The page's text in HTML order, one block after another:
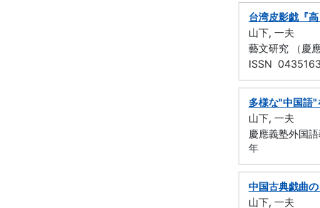
台湾皮影戯『
山下, 一夫
藝文研究 （慶
ISSN
多様な"中国語"
山下, 一夫
慶應義塾外国
年
中国古典戯曲
山下, 一夫